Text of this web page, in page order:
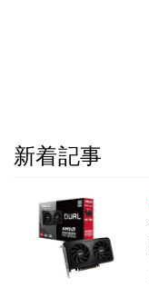
新着記事